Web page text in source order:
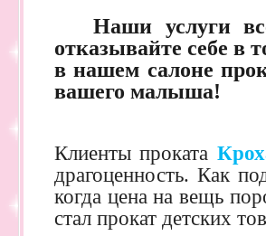
Наши услуги
отказывайте себе в
в нашем салоне
вашего малыша!
Клиенты проката
драгоценность. Как
когда цена на вещь
стал прокат детских